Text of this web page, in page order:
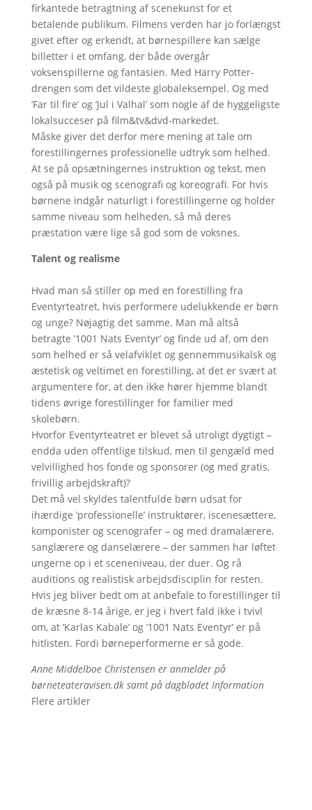
firkantede betragtning af scenekunst for et
betalende publikum. Filmens verden har jo forlængst
givet efter og erkendt, at børnespillere kan sælge
billetter i et omfang, der både overgår
voksenspillerne og fantasien. Med Harry Potter-
drengen som det vildeste globaleksempel. Og med
’Far til fire’ og ’Jul i Valhal’ som nogle af de hyggeligste
lokalsucceser på film&tv&dvd-markedet.
Måske giver det derfor mere mening at tale om
forestillingernes professionelle udtryk som helhed.
At se på opsætningernes instruktion og tekst, men
også på musik og scenografi og koreografi. For hvis
børnene indgår naturligt i forestillingerne og holder
samme niveau som helheden, så må deres
præstation være lige så god som de voksnes.
Talent og realisme
Hvad man så stiller op med en forestilling fra
Eventyrteatret, hvis performere udelukkende er børn
og unge? Nøjagtig det samme. Man må altså
betragte ’1001 Nats Eventyr’ og finde ud af, om den
som helhed er så velafviklet og gennemmusikalsk og
æstetisk og veltimet en forestilling, at det er svært at
argumentere for, at den ikke hører hjemme blandt
tidens øvrige forestillinger for familier med
skolebørn.
Hvorfor Eventyrteatret er blevet så utroligt dygtigt –
endda uden offentlige tilskud, men til gengæld med
velvillighed hos fonde og sponsorer (og med gratis,
frivillig arbejdskraft)?
Det må vel skyldes talentfulde børn udsat for
ihærdige ’professionelle’ instruktører, iscenesættere,
komponister og scenografer – og med dramalærere,
sanglærere og danselærere – der sammen har løftet
ungerne op i et sceneniveau, der duer. Og rå
auditions og realistisk arbejdsdisciplin for resten.
Hvis jeg bliver bedt om at anbefale to forestillinger til
de kræsne 8-14 årige, er jeg i hvert fald ikke i tvivl
om, at ’Karlas Kabale’ og ’1001 Nats Eventyr’ er på
hitlisten. Fordi børneperformerne er så gode.
Anne Middelboe Christensen er anmelder på
børneteateravisen.dk samt på dagbladet Information
Flere artikler